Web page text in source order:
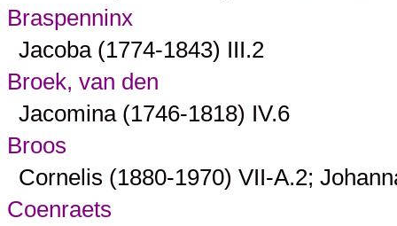
Braspenninx
Jacoba (1774-1843) III.2
Broek, van den
Jacomina (1746-1818) IV.6
Broos
Cornelis (1880-1970) VII-A.2;
Coenraets